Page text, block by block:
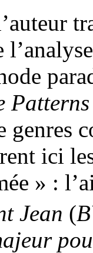
genres
ici
» :
Jean (